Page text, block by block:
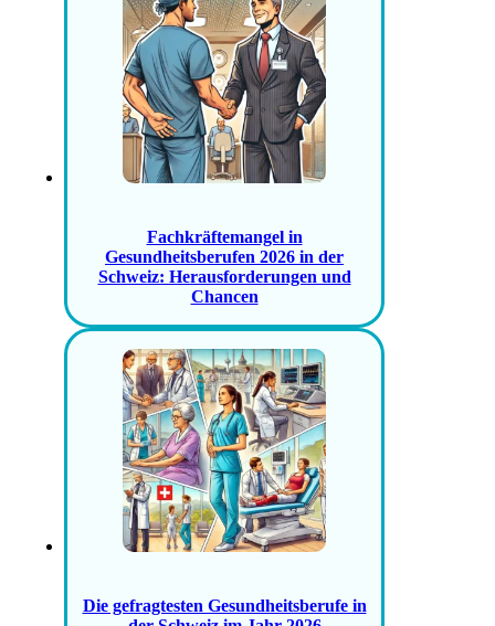
Fachkräftemangel in
Gesundheitsberufen 2026 in der
Schweiz: Herausforderungen und
Chancen
Die gefragtesten Gesundheitsberufe in